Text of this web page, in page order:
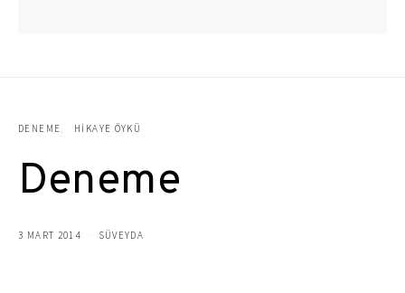
DENEME HIKAYE ÖYKÜ
Deneme
3 MART 2014 SÜVEYDA